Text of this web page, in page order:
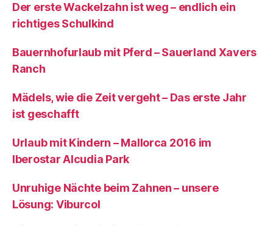
Der erste Wackelzahn ist weg – endlich ein
richtiges Schulkind
Bauernhofurlaub mit Pferd – Sauerland Xavers
Ranch
Mädels, wie die Zeit vergeht – Das erste Jahr
ist geschafft
Urlaub mit Kindern – Mallorca 2016 im
Iberostar Alcudia Park
Unruhige Nächte beim Zahnen – unsere
Lösung: Viburcol